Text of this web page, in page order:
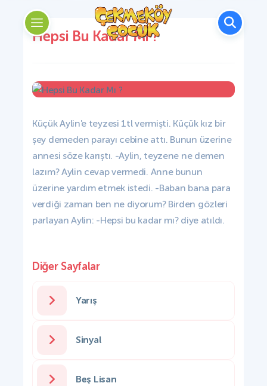
Hepsi Bu Kadar Mı ?
Küçük Aylin'e teyzesi 1tl vermişti. Küçük kız bir
şey demeden parayı cebine attı. Bunun üzerine
annesi söze karıştı. -Aylin, teyzene ne demen
lazım? Aylin cevap vermedi. Anne bunun
üzerine yardım etmek istedi. -Baban bana para
verdiği zaman ben ne diyorum? Birden gözleri
parlayan Aylin: -Hepsi bu kadar mı? diye atıldı.
Diğer Sayfalar
Yarış
Sinyal
Beş Lisan